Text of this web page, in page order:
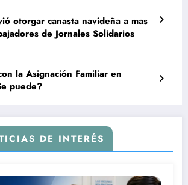
otorgar canasta navideña a mas
de Jornales Solidarios
la Asignación Familiar en
puede?
DE INTERÉS